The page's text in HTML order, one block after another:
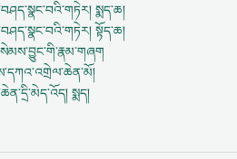
སྨད་ཆ།
སྟོད་ཆ།
སྨད།